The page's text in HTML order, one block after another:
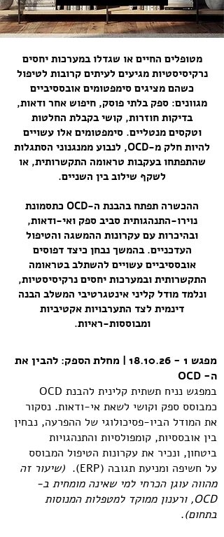
מפגש 1 - 18.10.26
| מחלת הספק: להבין את
ה- OCD
במפגש נניח תשתית קלינית להבנת OCD
כמבוסס ספק וקושי לשאת אי-ודאות. נסקור
את המודל הביו-פסיכולוגי של ההפרעה, נבחין
בין אובססיות, קומפולסיות והתנהגויות
ביטחון, ונכיר את עקרונות הטיפול המבוסס
על חשיפה ומניעת תגובה (ERP).
(שיעור זה
מהווה עוגן הכרחי למי שאינה מומחית ב-
OCD, ורענון ממוקד למטפלות המנוסות
בתחום).
מטופלים החיים או שגדלו במערכות יחסים
נרקיסיסטיות מגיעים לעיתים קרובות לטיפול
כשהם מציגים סימפטומים אובססיביים
מגוונים: ספק בלתי פוסק, חיפוש אחר ודאות,
בדיקות חוזרות, קושי בקבלת החלטות
וטקסים מנטליים. סימפטומים אלו עשויים
להיות חלק מ-OCD, לנבוע ממנגנוני הסתגלות
שהתפתחו בעקבות טראומה התקשרותית, או
לשקף שילוב בין השניים.
ההכשרה תפתח בהבנת ה-OCD כתסמונת
נוירו-התנהגותית סביב ספק ואי-ודאות,
ובהיכרות עם עקרונות ההמשגה והטיפול
העדכניים. בהמשך נבחן כיצד דפוסים
אובססיביים עשויים להשתלב בטראומה
התקשרותית ובמערכות יחסים נרקיסיסטיות,
ונלמד מודל קליני אינטגרטיבי המשלב הבנה
דינמית לצד התערבויות אקטיביות
ומבוססות-ראיות.